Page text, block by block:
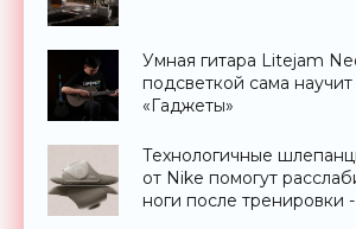
Умная гитара Litejam
подсветкой сама научит
«Гаджеты»
Технологичные
от Nike помогут
ноги после тренировки